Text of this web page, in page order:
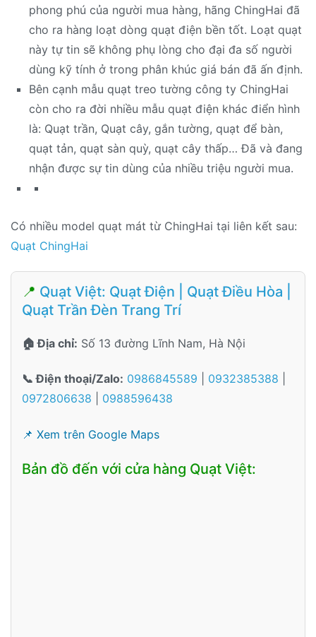
phong phú của người mua hàng, hãng ChingHai đã
cho ra hàng loạt dòng quạt điện bền tốt. Loạt quạt
này tự tin sẽ không phụ lòng cho đại đa số người
dùng kỹ tính ở trong phân khúc giá bán đã ấn định.
Bên cạnh mẫu quạt treo tường công ty ChingHai
còn cho ra đời nhiều mẫu quạt điện khác điển hình
là: Quạt trần, Quạt cây, gắn tường, quạt để bàn,
quạt tản, quạt sàn quỳ, quạt cây thấp… Đã và đang
nhận được sự tin dùng của nhiều triệu người mua.
Có nhiều model quạt mát từ ChingHai tại liên kết sau:
Quạt ChingHai
📍 Quạt Việt: Quạt Điện | Quạt Điều Hòa |
Quạt Trần Đèn Trang Trí
🏠 Địa chỉ: Số 13 đường Lĩnh Nam, Hà Nội
📞 Điện thoại/Zalo: 0986845589 0932385388
0972806638
0988596438
📌 Xem trên Google Maps
Bản đồ đến với cửa hàng Quạt Việt: